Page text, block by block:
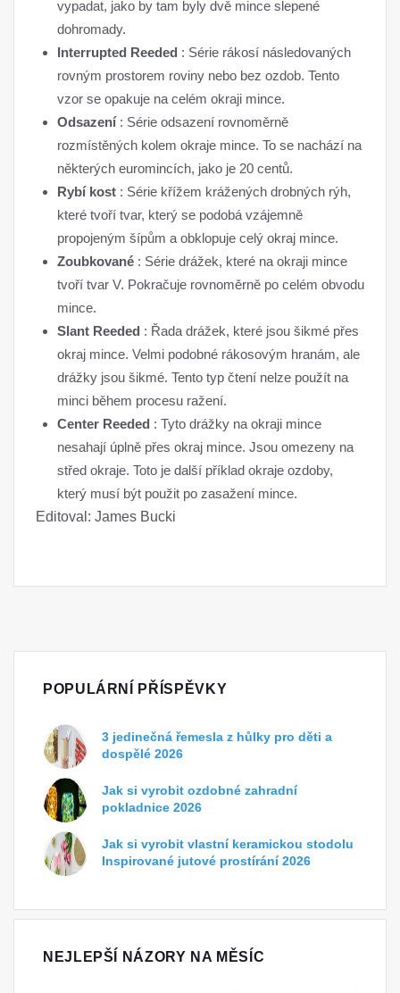
vypadat, jako by tam byly dvě mince slepené
dohromady.
Interrupted Reeded : Série rákosí následovaných
rovným prostorem roviny nebo bez ozdob. Tento
vzor se opakuje na celém okraji mince.
Odsazení: Série odsazení rovnoměrně
rozmístěných kolem okraje mince. To se nachází na
některých euromincích, jako je 20 centů.
Rybí kost : Série křížem krážených drobných rýh,
které tvoří tvar, který se podobá vzájemně
propojeným šípům a obklopuje celý okraj mince.
Zoubkované : Série drážek, které na okraji mince
tvoří tvar V. Pokračuje rovnoměrně po celém obvodu
mince.
Slant Reeded : Řada drážek, které jsou šikmé přes
okraj mince. Velmi podobné rákosovým hranám, ale
drážky jsou šikmé. Tento typ čtení nelze použít na
minci během procesu ražení.
Center Reeded : Tyto drážky na okraji mince
nesahají úplně přes okraj mince. Jsou omezeny na
střed okraje. Toto je další příklad okraje ozdoby,
který musí být použit po zasažení mince.
Editoval: James Bucki
POPULÁRNÍ PŘÍSPĚVKY
3 jedinečná řemesla z hůlky pro děti a
dospělé 2026
Jak si vyrobit ozdobné zahradní
pokladnice 2026
Jak si vyrobit vlastní keramickou stodolu
Inspirované jutové prostírání 2026
NEJLEPŠÍ NÁZORY NA MĚSÍC